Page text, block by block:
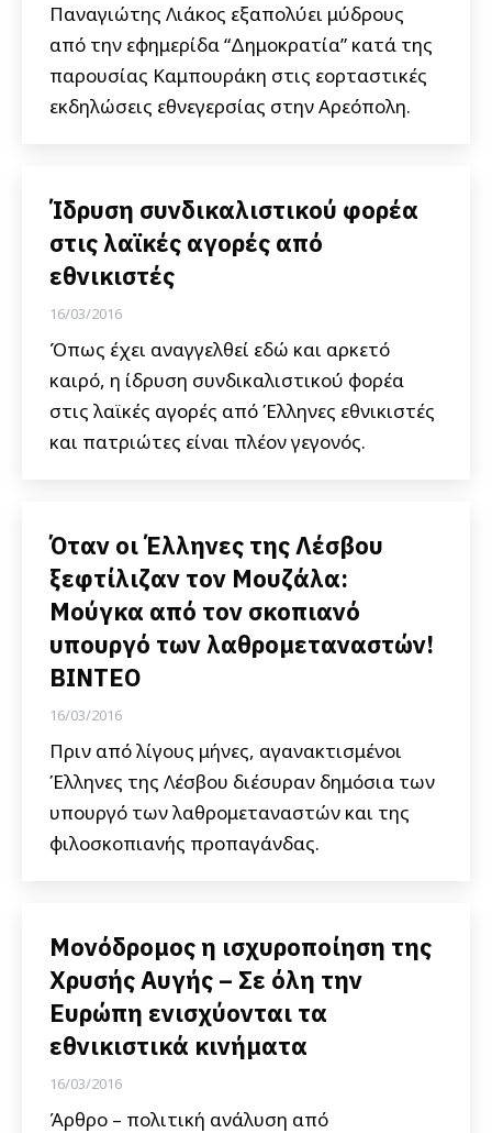
Παναγιώτης Λιάκος εξαπολύει μύδρους
από την εφημερίδα “Δημοκρατία” κατά της
παρουσίας Καμπουράκη στις εορταστικές
εκδηλώσεις εθνεγερσίας στην Αρεόπολη.
Ίδρυση συνδικαλιστικού φορέα
στις λαϊκές αγορές από
εθνικιστές
16/03/2016
Όπως έχει αναγγελθεί εδώ και αρκετό
καιρό, η ίδρυση συνδικαλιστικού φορέα
στις λαϊκές αγορές από Έλληνες εθνικιστές
και πατριώτες είναι πλέον γεγονός.
Όταν οι Έλληνες της Λέσβου
ξεφτίλιζαν τον Μουζάλα:
Μούγκα από τον σκοπιανό
υπουργό των λαθρομεταναστών!
ΒΙΝΤΕΟ
16/03/2016
Πριν από λίγους μήνες, αγανακτισμένοι
Έλληνες της Λέσβου διέσυραν δημόσια των
υπουργό των λαθρομεταναστών και της
φιλοσκοπιανής προπαγάνδας.
Μονόδρομος η ισχυροποίηση της
Χρυσής Αυγής – Σε όλη την
Ευρώπη ενισχύονται τα
εθνικιστικά κινήματα
16/03/2016
Άρθρο – πολιτική ανάλυση από